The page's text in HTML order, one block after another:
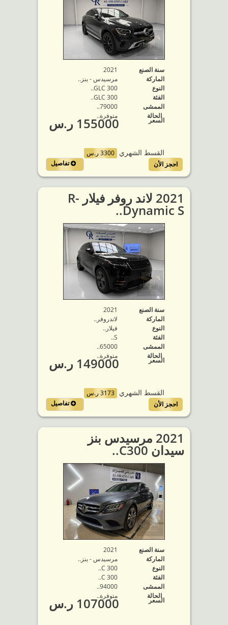
سنة الصنع
2021
الماركة
مرسيدس - بنز..
النوع
GLC 300..
الفئة
GLC 300..
الممشى
79000..
الحالة
متوفرة‬..
السعر 155000 ر.س
القسط الشهري 3300 ر.س
تفاصيل
احجز الأن
2021 لاند روفر فيلار R-
Dynamic S..
سنة الصنع
2021
الماركة
لاندروفر..
النوع
فيلار..
الفئة
S..
الممشى
65000..
الحالة
متوفرة‬..
السعر 149000 ر.س
القسط الشهري 3173 ر.س
تفاصيل
احجز الأن
2021 مرسيدس بنز
سيدان C300..
سنة الصنع
2021
الماركة
مرسيدس - بنز..
النوع
C 300..
الفئة
C 300..
الممشى
94000..
الحالة
متوفرة‬..
السعر 107000 ر.س